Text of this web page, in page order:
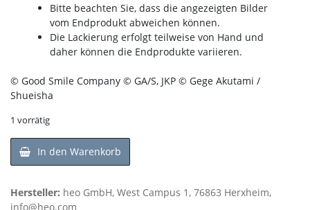
Bitte beachten Sie, dass die angezeigten Bilder
vom Endprodukt abweichen können.
Die Lackierung erfolgt teilweise von Hand und
daher können die Endprodukte variieren.
© Good Smile Company © GA/S, JKP © Gege Akutami /
Shueisha
1 vorrätig
In den Warenkorb
Hersteller: heo GmbH, West Campus 1, 76863 Herxheim,
info@heo.com